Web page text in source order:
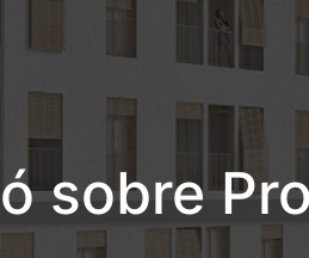
sobre